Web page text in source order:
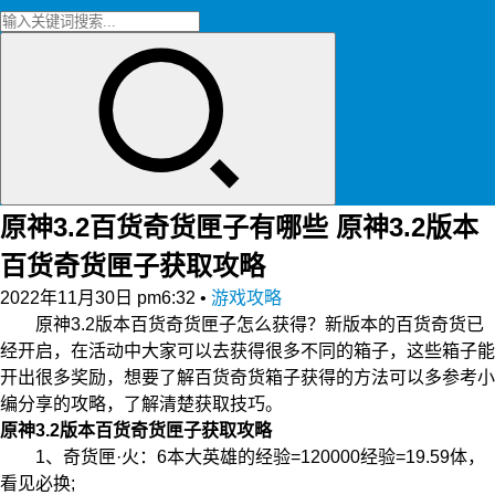
原神3.2百货奇货匣子有哪些 原神3.2版本
百货奇货匣子获取攻略
2022年11月30日 pm6:32 • 游戏攻略
原神3.2版本百货奇货匣子怎么获得？新版本的百货奇货已
经开启，在活动中大家可以去获得很多不同的箱子，这些箱子能
开出很多奖励，想要了解百货奇货箱子获得的方法可以多参考小
编分享的攻略，了解清楚获取技巧。
原神3.2版本百货奇货匣子获取攻略
1、奇货匣·火：6本大英雄的经验=120000经验=19.59体，
看见必换;